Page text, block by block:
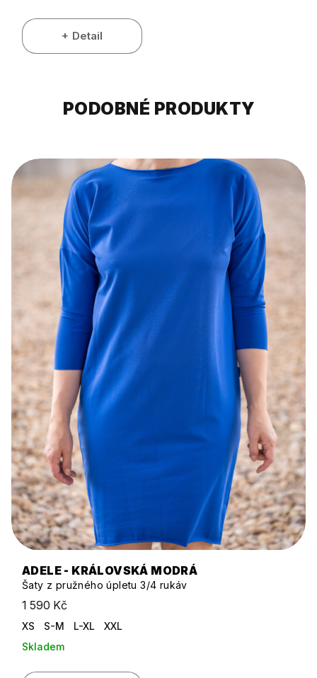
Detail
PODOBNÉ PRODUKTY
ADELE - KRÁLOVSKÁ MODRÁ
Šaty z pružného úpletu 3/4 rukáv
1 590 Kč
XS S-M L-XL
XXL
Skladem